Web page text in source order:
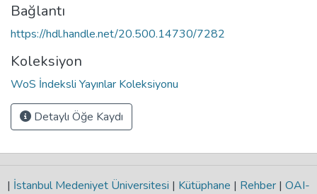
Bağlantı
https://hdl.handle.net/20.500.14730/7282
Koleksiyon
WoS İndeksli Yayınlar Koleksiyonu
Detaylı Öğe Kaydı
| İstanbul Medeniyet Üniversitesi | Kütüphane | Rehber | OAI-